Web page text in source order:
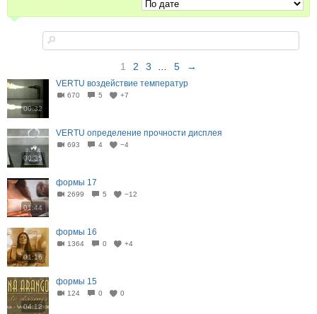
1 2 3 5 →
00:32
VERTU воздействие температур
670 5 +7
00:35
VERTU определение прочности дисплея
693 4 −4
01:44
формы 17
2699 5 −12
01:16
формы 16
1364 0 +4
04:12
формы 15
124 0 0